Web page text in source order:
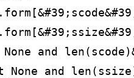
and
None and